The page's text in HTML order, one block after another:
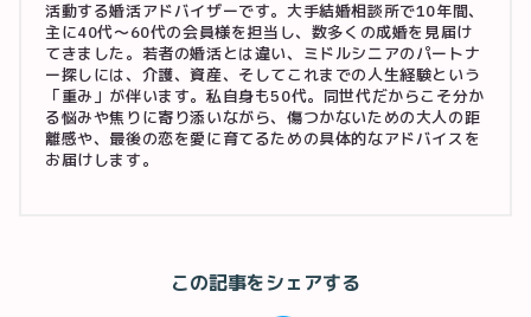
活動する婚活アドバイザーです。大手結婚相談所で10年間、
主に40代〜60代の会員様を担当し、数多くの成婚を見届け
てきました。若者の婚活とは違い、ミドルシニアのパートナ
ー探しには、介護、資産、そしてこれまでの人生経験という
「重み」が伴います。私自身も50代。同世代だからこそ分か
る悩みや焦りに寄り添いながら、傷つかないための大人の距
離感や、最後の恋を愛に育てるための具体的なアドバイスを
お届けします。
この記事をシェアする